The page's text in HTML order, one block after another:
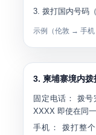
拨打国内号码
示例（伦敦 → 手机
3. 柬埔寨境内拨
固定电话： 拨号
XXXX 即使在同
手机：
拨打整